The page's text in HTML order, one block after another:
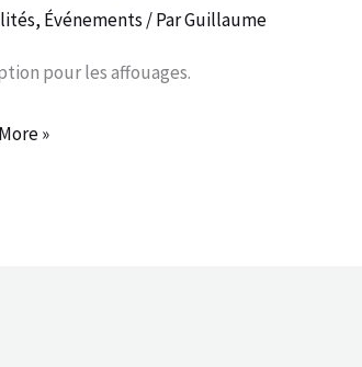
, Événements / ParGuillaume
pour les affouages.
»